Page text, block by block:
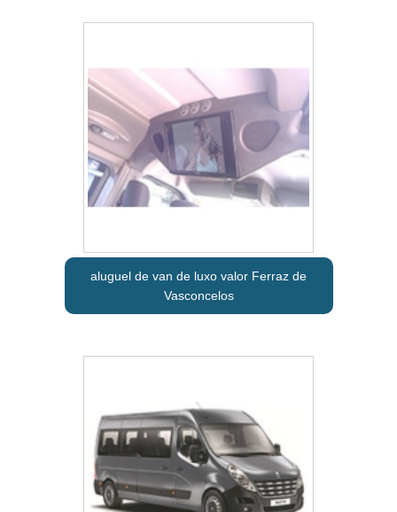
aluguel de van de luxo valor Ferraz de
Vasconcelos